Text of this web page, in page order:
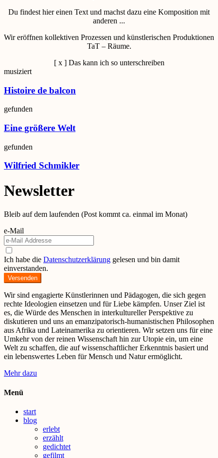
Du findest hier einen Text und machst dazu eine Komposition mit
anderen ...
Wir eröffnen kollektiven Prozessen und künstlerischen Produktionen
TaT – Räume.
[ x ] Das kann ich so unterschreiben
musiziert
Histoire de balcon
gefunden
Eine größere Welt
gefunden
Wilfried Schmikler
Newsletter
Bleib auf dem laufenden (Post kommt ca. einmal im Monat)
e-Mail
Ich habe die Datenschutzerklärung gelesen und bin damit
einverstanden.
Versenden
Wir sind engagierte Künstlerinnen und Pädagogen, die sich gegen
rechte Ideologien einsetzen und für Liebe kämpfen. Unser Ziel ist
es, die Würde des Menschen in interkultureller Perspektive zu
diskutieren und uns an emanzipatorisch-humanistischen Philosophen
aus Afrika und Lateinamerika zu orientieren. Wir setzen uns für eine
Umkehr von der reinen Wissenschaft hin zur Utopie ein, um eine
Welt zu schaffen, die auf wissenschaftlicher Erkenntnis basiert und
ein lebenswertes Leben für Mensch und Natur ermöglicht.
Mehr dazu
Menü
start
blog
erlebt
erzählt
gedichtet
gefilmt